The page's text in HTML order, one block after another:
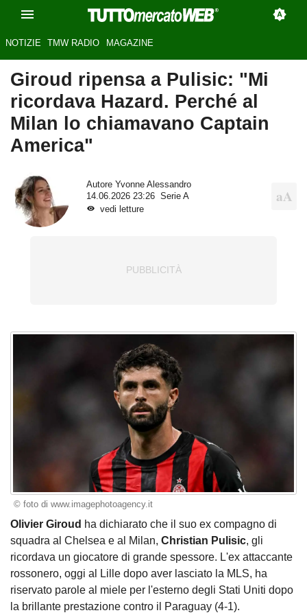
NOTIZIE TMW RADIO MAGAZINE
Giroud ripensa a Pulisic: "Mi
ricordava Hazard. Perché al
Milan lo chiamavano Captain
America"
Autore Yvonne Alessandro
14.06.2026 23:26
Serie A
vedi letture
© foto di www.imagephotoagency.it
Olivier Giroud ha dichiarato che il suo ex compagno di
squadra al Chelsea e al Milan, Christian Pulisic, gli
ricordava un giocatore di grande spessore. L'ex attaccante
rossonero, oggi al Lille dopo aver lasciato la MLS, ha
riservato parole al miele per l'esterno degli Stati Uniti dopo
la brillante prestazione contro il Paraguay (4-1).